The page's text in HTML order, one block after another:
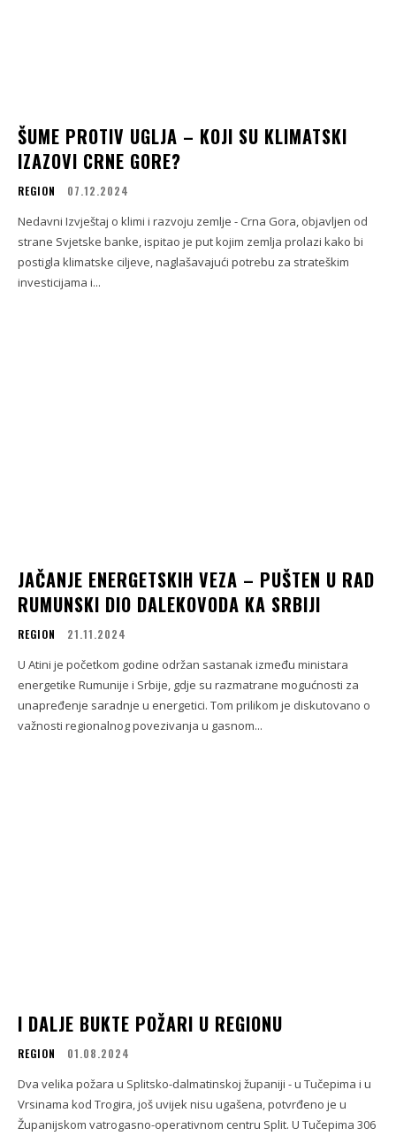
ŠUME PROTIV UGLJA – KOJI SU KLIMATSKI
IZAZOVI CRNE GORE?
REGION 07.12.2024
Nedavni Izvještaj o klimi i razvoju zemlje - Crna Gora, objavljen od
strane Svjetske banke, ispitao je put kojim zemlja prolazi kako bi
postigla klimatske ciljeve, naglašavajući potrebu za strateškim
investicijama i...
JAČANJE ENERGETSKIH VEZA – PUŠTEN U RAD
RUMUNSKI DIO DALEKOVODA KA SRBIJI
REGION 21.11.2024
U Atini je početkom godine održan sastanak između ministara
energetike Rumunije i Srbije, gdje su razmatrane mogućnosti za
unapređenje saradnje u energetici. Tom prilikom je diskutovano o
važnosti regionalnog povezivanja u gasnom...
I DALJE BUKTE POŽARI U REGIONU
REGION 01.08.2024
Dva velika požara u Splitsko-dalmatinskoj županiji - u Tučepima i u
Vrsinama kod Trogira, još uvijek nisu ugašena, potvrđeno je u
Županijskom vatrogasno-operativnom centru Split. U Tučepima 306